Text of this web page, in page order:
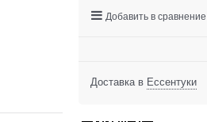
Добавить в сравнение
Доставка в Ессентуки